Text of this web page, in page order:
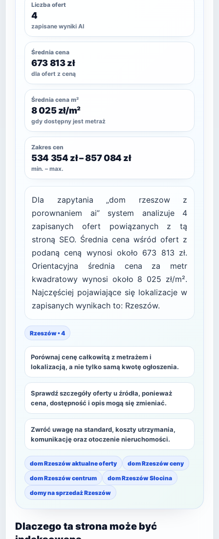
Liczba ofert
4
zapisane wyniki AI
Średnia cena
673 813 zł
dla ofert z ceną
Średnia cena m²
8 025 zł/m²
gdy dostępny jest metraż
Zakres cen
534 354 zł – 857 084 zł
min. – max.
Dla zapytania „dom rzeszow z
porownaniem ai” system analizuje 4
zapisanych ofert powiązanych z tą
stroną SEO. Średnia cena wśród ofert z
podaną ceną wynosi około 673 813 zł.
Orientacyjna średnia cena za metr
kwadratowy wynosi około 8 025 zł/m².
Najczęściej pojawiające się lokalizacje w
zapisanych wynikach to: Rzeszów.
Rzeszów • 4
Porównaj cenę całkowitą z metrażem i
lokalizacją, a nie tylko samą kwotę ogłoszenia.
Sprawdź szczegóły oferty u źródła, ponieważ
cena, dostępność i opis mogą się zmieniać.
Zwróć uwagę na standard, koszty utrzymania,
komunikację oraz otoczenie nieruchomości.
dom Rzeszów aktualne oferty
dom Rzeszów ceny
dom Rzeszów centrum
dom Rzeszów Słocina
domy na sprzedaż Rzeszów
Dlaczego ta strona może być